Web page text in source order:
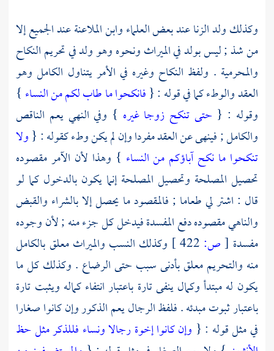
وكذلك ولد الزنا عند بعض العلماء وابن الملاعنة عند الجميع إلا
من شذ ; ليس بولد في الميراث ونحوه وهو ولد في تحريم النكاح
والمحرمية . ولفظ النكاح وغيره في الأمر يتناول الكامل وهو
العقد والوطء كما في قوله : {فانكحوا ما طاب لكم من النساء }
وقوله : { حتى تنكح زوجا غيره } وفي النهي يعم الناقص
والكامل ; فينهى عن العقد مفردا وإن لم يكن وطء كقوله : {ولا
تنكحوا ما نكح آباؤكم من النساء } وهذا لأن الآمر مقصوده
تحصيل المصلحة وتحصيل المصلحة إنما يكون بالدخول كما لو
قال : اشتر لي طعاما ; فالمقصود ما يحصل إلا بالشراء والقبض
والناهي مقصوده دفع المفسدة فيدخل كل جزء منه ; لأن وجوده
مفسدة [ص:
وكذلك النسب والميراث معلق بالكامل
منه والتحريم معلق بأدنى سبب حتى الرضاع . وكذلك كل ما
يكون له مبتدأ وكمال ينفى تارة باعتبار انتفاء كماله ويثبت تارة
باعتبار ثبوت مبدئه . فلفظ الرجال يعم الذكور وإن كانوا صغارا
في مثل قوله : { وإن كانوا إخوة رجالا ونساء فللذكر مثل حظ